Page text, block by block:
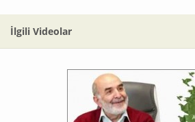
İlgili Videolar